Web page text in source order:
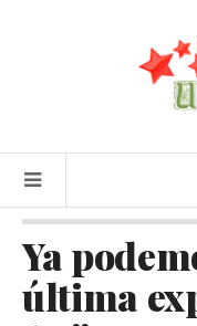
Ya
última